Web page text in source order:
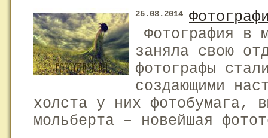
25.08.2014
Фотография в
заняла свою
фотографы
создающими
холста у них фотобумага,
мольберта – новейшая